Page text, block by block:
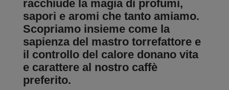
racchiude la magia di profumi,
sapori e aromi che tanto amiamo.
Scopriamo insieme come la
sapienza del mastro torrefattore e
il controllo del calore donano vita
e carattere al nostro caffè
preferito.